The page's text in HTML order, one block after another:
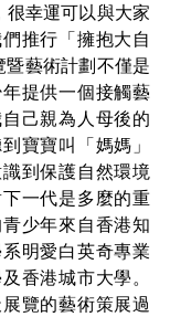
幸運可以與大家
推行「擁抱大自
暨藝術計劃不僅是
提供一個接觸藝
己親為人母後的
寶寶叫「媽媽」
到保護自然環境
一代是多麼的重
少年來自香港知
明愛白英奇專業
香港城市大學。
覽的藝術策展過